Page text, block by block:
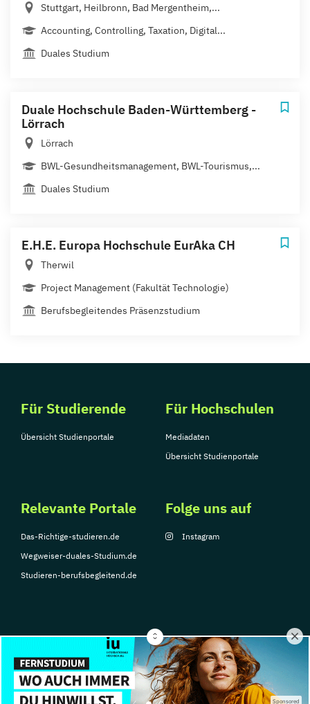
Sponsored
Stuttgart, Heilbronn, Bad Mergentheim,...
Accounting, Controlling, Taxation, Digital...
Duales Studium
Duale Hochschule Baden-Württemberg -
Lörrach
Lörrach
BWL-Gesundheitsmanagement, BWL-Tourismus,...
Duales Studium
E.H.E. Europa Hochschule EurAka CH
Therwil
Project Management (Fakultät Technologie)
Berufsbegleitendes Präsenzstudium
Für Studierende
Übersicht Studienportale
Für Hochschulen
Mediadaten
Übersicht Studienportale
Relevante Portale
Das-Richtige-studieren.de
Wegweiser-duales-Studium.de
Studieren-berufsbegleitend.de
Folge uns auf
Instagram
© Copyright 2026, TarGroup Media GmbH
Impressum
Datenschutzerklärung Nutzungsbedingungen